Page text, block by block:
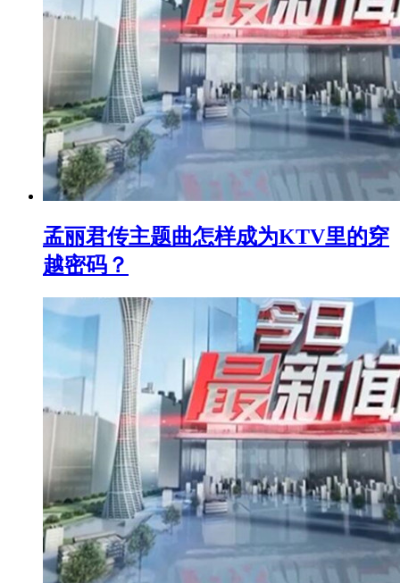
孟丽君传主题曲怎样成为KTV里的穿
越密码？